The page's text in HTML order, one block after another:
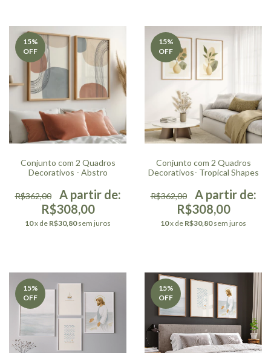
15%
OFF
Conjunto com 2 Quadros
Decorativos - Abstro
R$362,00
R$308,00
10x de R$30,80 sem juros
15%
OFF
Conjunto com 2 Quadros
Decorativos- Tropical Shapes
R$362,00
R$308,00
10x de R$30,80 sem juros
15%
OFF
15%
OFF